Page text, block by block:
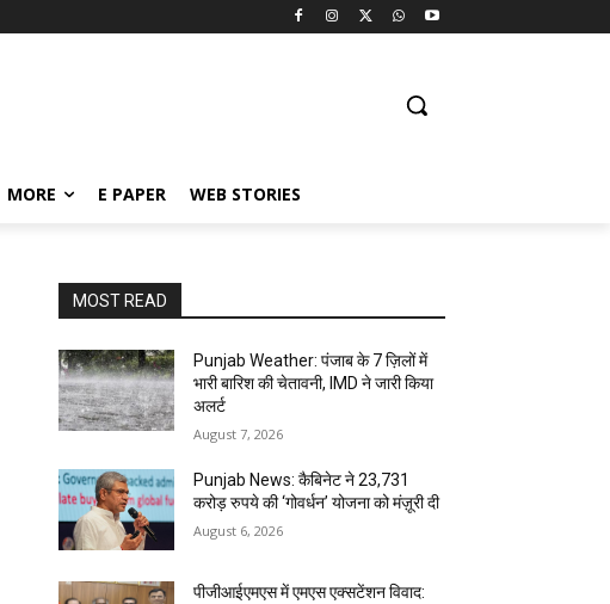
MORE E PAPER WEB STORIES
MOST READ
Punjab Weather: पंजाब के 7 ज़िलों में
भारी बारिश की चेतावनी, IMD ने जारी किया
अलर्ट
August 7, 2026
Punjab News: कैबिनेट ने 23,731
करोड़ रुपये की ‘गोवर्धन’ योजना को मंज़ूरी दी
August 6, 2026
पीजीआईएमएस में एमएस एक्सटेंशन विवाद: